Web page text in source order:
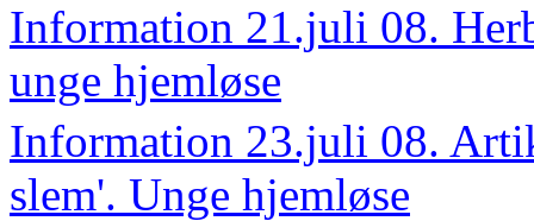
Information 21.juli 08.
unge hjemløse
Information 23.juli 08.
slem'. Unge hjemløse